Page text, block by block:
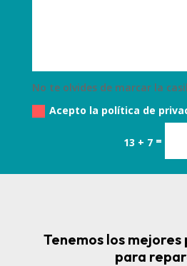
No te olvides de marcar la
Acepto la política de
13 + 7 =
Tenemos los
para